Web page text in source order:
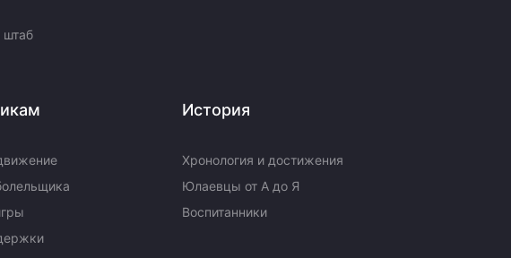
штаб
История
Хронология и достижения
Юлаевцы от А до Я
Воспитанники